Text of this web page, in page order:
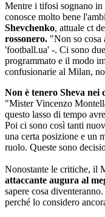
Mentre i tifosi sognano
conosce molto bene
Shevchenko, attuale ct
rossonero. "Non so cosa
'football.ua' -. Ci sono
programmato e il modo
confusionarie al Milan,
Non è tenero Sheva nei
"Mister Vincenzo
questo lasso di tempo
Poi ci sono così tanti
una certa posizione e un
ruolo. Queste sono
Nonostante le critiche, il
attaccante augura al
sapere cosa
perché lo considero